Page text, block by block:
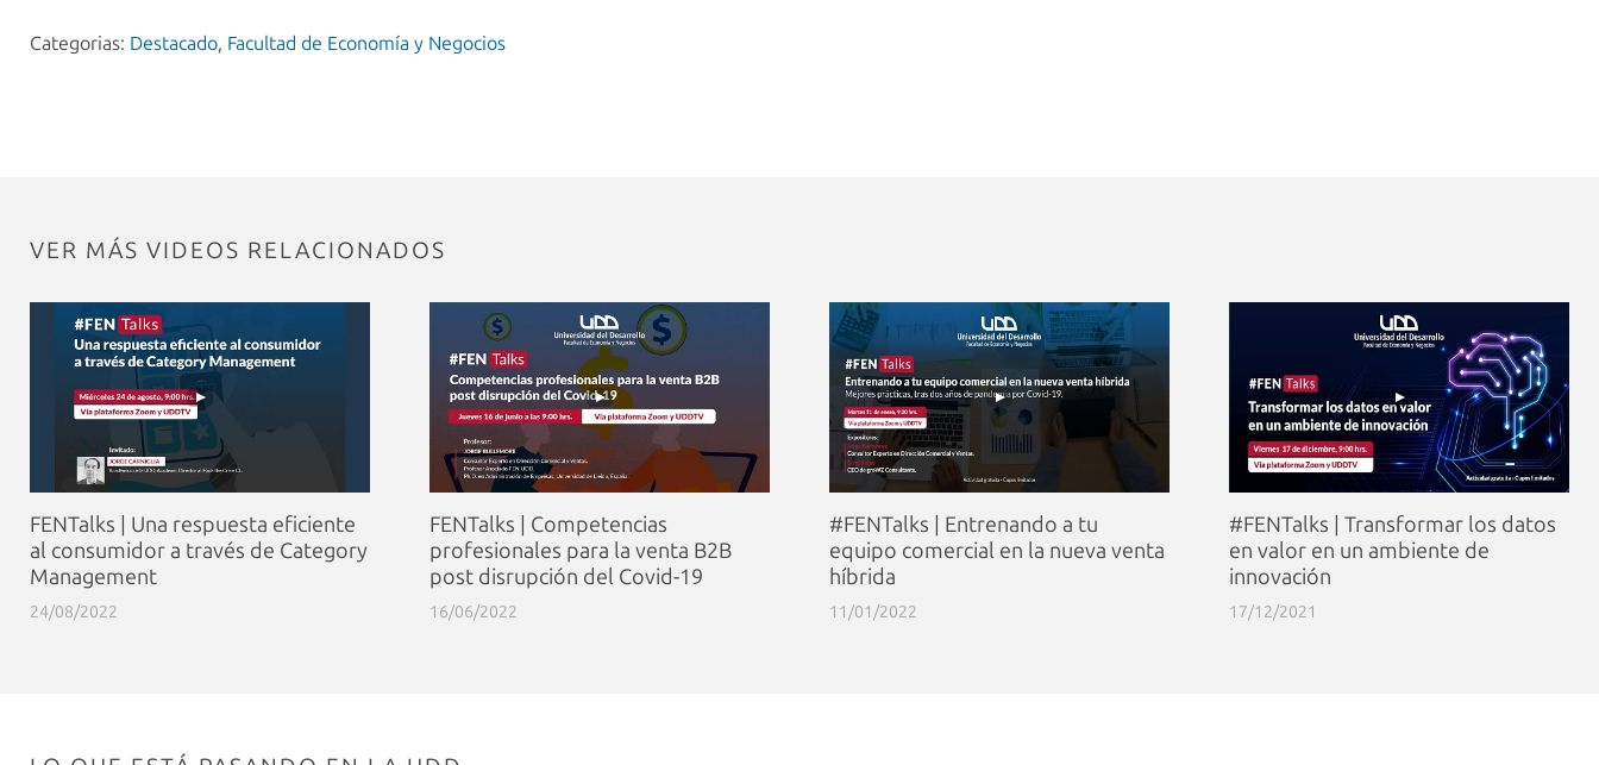
Categorias: Destacado, Facultad de Economía y Negocios
VER MÁS VIDEOS RELACIONADOS
FENTalks | Una respuesta eficiente
al consumidor a través de Category
Management
24/08/2022
FENTalks | Competencias
profesionales para la venta B2B
post disrupción del Covid-19
16/06/2022
#FENTalks | Entrenando a tu
equipo comercial en la nueva venta
híbrida
11/01/2022
#FENTalks | Transformar los datos
en valor en un ambiente de
innovación
17/12/2021